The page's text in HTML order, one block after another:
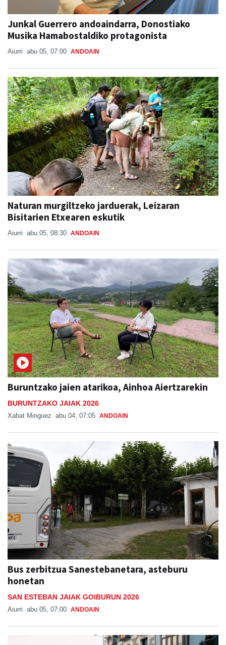
Junkal Guerrero andoaindarra, Donostiako
Musika Hamabostaldiko protagonista
Aiurri abu 05, 07:00 ANDOAIN
Naturan murgiltzeko jarduerak, Leizaran
Bisitarien Etxearen eskutik
Aiurri abu 05, 08:30 ANDOAIN
Buruntzako jaien atarikoa, Ainhoa Aiertzarekin
BURUNTZAKO JAIAK 2026
Xabat Minguez abu 04, 07:05 ANDOAIN
Bus zerbitzua Sanestebanetara, asteburu
honetan
SAN ESTEBAN JAIAK GOIBURUN 2026
Aiurri abu 05, 07:00 ANDOAIN